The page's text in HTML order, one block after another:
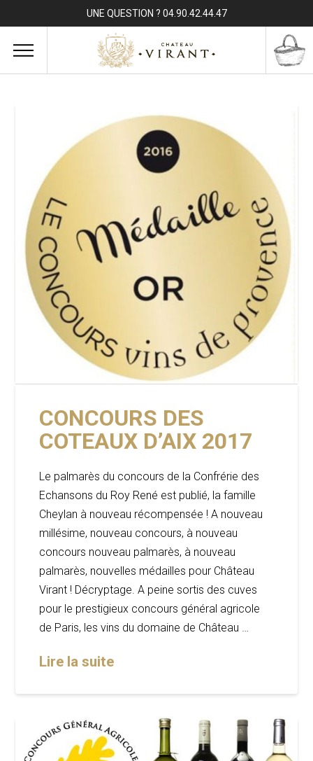
UNE QUESTION ? 04.90.42.44.47
CONCOURS DES
COTEAUX D’AIX 2017
Le palmarès du concours de la Confrérie des
Echansons du Roy René est publié, la famille
Cheylan à nouveau récompensée ! A nouveau
millésime, nouveau concours, à nouveau
concours nouveau palmarès, à nouveau
palmarès, nouvelles médailles pour Château
Virant ! Décryptage. A peine sortis des cuves
pour le prestigieux concours général agricole
de Paris, les vins du domaine de Château …
Lire la suite